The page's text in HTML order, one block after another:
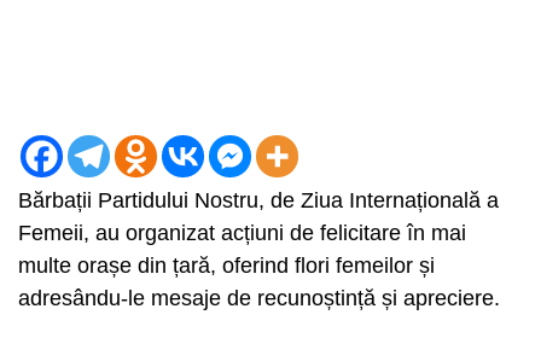
Bărbații Partidului Nostru, de Ziua Internațională a
Femeii, au organizat acțiuni de felicitare în mai
multe orașe din țară, oferind flori femeilor și
adresându-le mesaje de recunoștință și apreciere.